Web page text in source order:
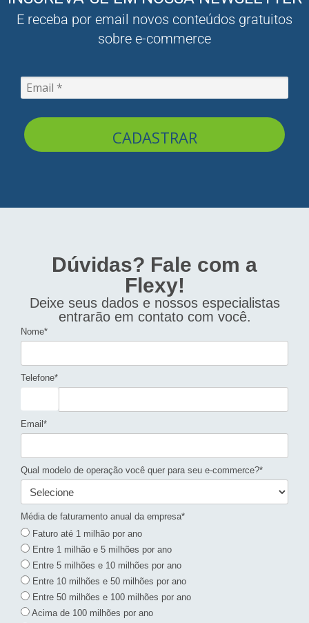
E receba por email novos conteúdos gratuitos
sobre e-commerce
CADASTRAR
Dúvidas? Fale com a
Flexy!
Deixe seus dados e nossos especialistas
entrarão em contato com você.
Nome*
Telefone*
Email*
Qual modelo de operação você quer para seu e-commerce?*
Média de faturamento anual da empresa*
Faturo até 1 milhão por ano
Entre 1 milhão e 5 milhões por ano
Entre 5 milhões e 10 milhões por ano
Entre 10 milhões e 50 milhões por ano
Entre 50 milhões e 100 milhões por ano
Acima de 100 milhões por ano